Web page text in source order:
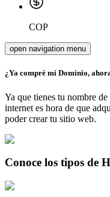
COP
open navigation menu
¿Ya compré mi Dominio,
Ya que tienes tu nombre
internet es hora de que
poder crear tu sitio web.
Conoce los tipos de